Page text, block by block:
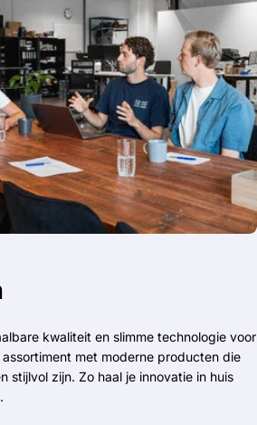
kwaliteit en slimme technologie voor
met moderne producten die
stijlvol zijn. Zo haal je innovatie in huis